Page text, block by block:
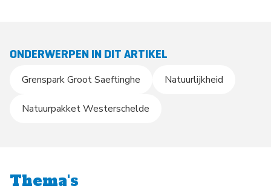
ONDERWERPEN IN DIT ARTIKEL
Grenspark Groot Saeftinghe Natuurlijkheid
Natuurpakket Westerschelde
Thema's